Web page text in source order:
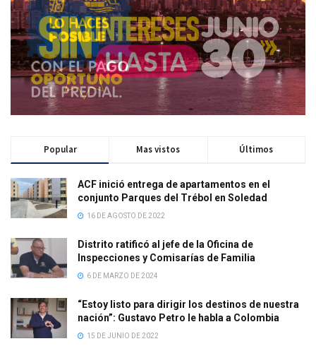
Popular Mas vistos Últimos
ACF inició entrega de apartamentos en el
conjunto Parques del Trébol en Soledad
16 DE AGOSTO DE 2022
Distrito ratificó al jefe de la Oficina de
Inspecciones y Comisarías de Familia
6 DE MARZO DE 2024
“Estoy listo para dirigir los destinos de nuestra
nación”: Gustavo Petro le habla a Colombia
15 DE JUNIO DE 2022